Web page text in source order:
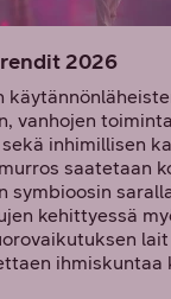
2026
vanhojen
inhimillisen
saatetaan
symbioosin
kehittyessä
ihmiskuntaa